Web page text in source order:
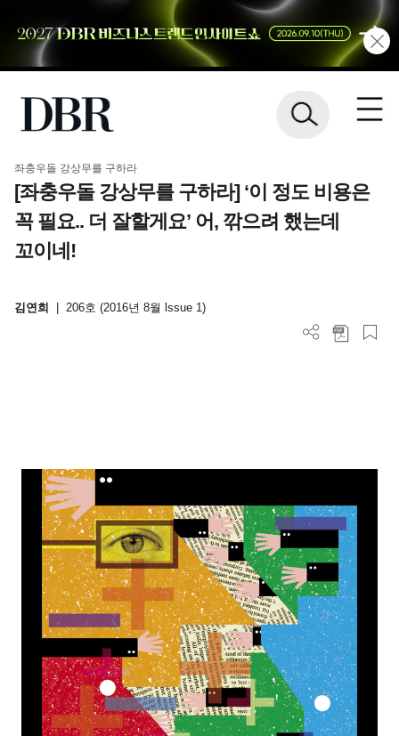
좌충우돌 강상무를 구하라
[좌충우돌 강상무를 구하라] ‘이 정도 비용은
꼭 필요.. 더 잘할게요’ 어, 깎으려 했는데
꼬이네!
김연희 206호 (2016년 8월 lssue 1)